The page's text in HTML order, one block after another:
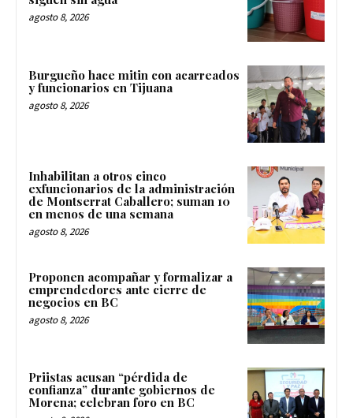
agosto 8, 2026
Burgueño hace mitin con acarreados
y funcionarios en Tijuana
agosto 8, 2026
Inhabilitan a otros cinco
exfuncionarios de la administración
de Montserrat Caballero; suman 10
en menos de una semana
agosto 8, 2026
Proponen acompañar y formalizar a
emprendedores ante cierre de
negocios en BC
agosto 8, 2026
Priistas acusan “pérdida de
confianza” durante gobiernos de
Morena; celebran foro en BC